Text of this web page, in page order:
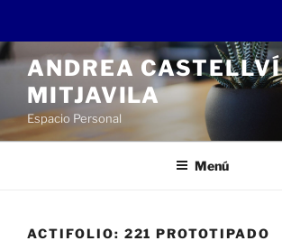
Saltar
contenido
ANDREA CASTELLVÍ
MITJAVILA
Espacio Personal
Menú
ACTIFOLIO: 221 PROTOTIPADO